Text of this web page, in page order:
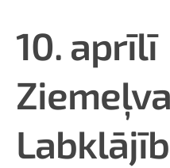
10. aprīlī